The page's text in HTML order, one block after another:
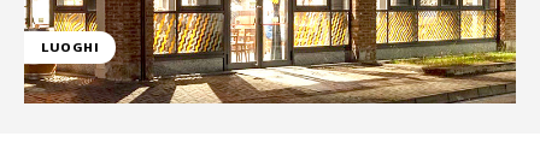
LUOGHI